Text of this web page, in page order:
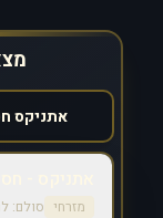
מזרחי סולם: